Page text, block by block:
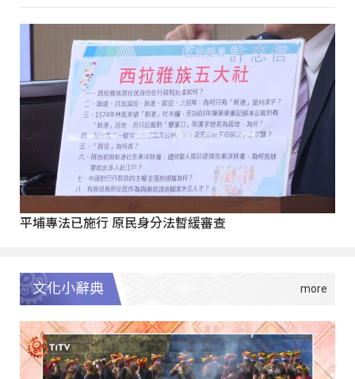
平埔專法已施行 原民身分法暫緩審查
文化小辭典